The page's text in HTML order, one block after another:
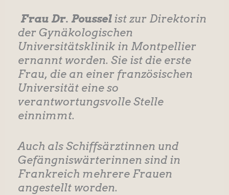
Frau Dr. Pousselist zur Direktorin
der Gynäkologischen
Universitätsklinik in Montpellier
ernannt worden. Sie ist die erste
Frau, die an einer französischen
Universität eine so
verantwortungsvolle Stelle
einnimmt.
Auch als Schiffsärztinnen und
Gefängniswärterinnen sind in
Frankreich mehrere Frauen
angestellt worden.